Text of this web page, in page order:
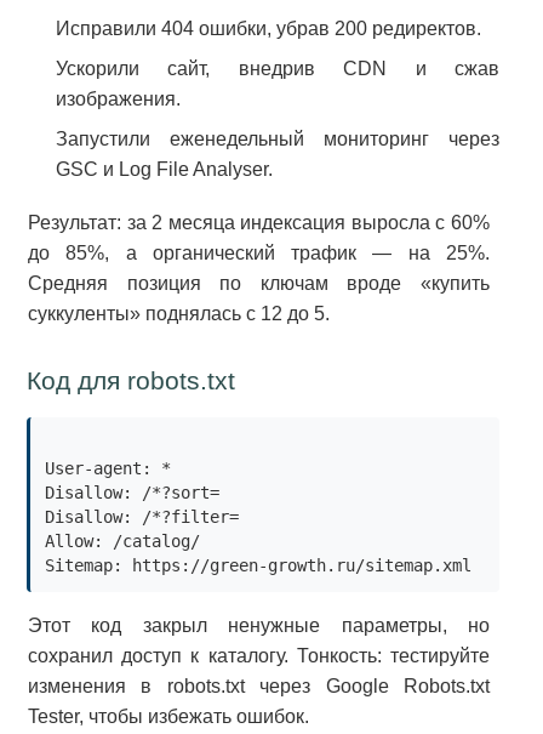
Исправили 404 ошибки, убрав 200 редиректов.
Ускорили сайт, внедрив CDN и сжав
изображения.
Запустили еженедельный мониторинг через
GSC и Log File Analyser.
Результат: за 2 месяца индексация выросла с 60%
до 85%, а органический трафик — на 25%.
Средняя позиция по ключам вроде «купить
суккуленты» поднялась с 12 до 5.
Код для robots.txt
User-agent: *
Disallow: /*?sort=
Disallow: /*?filter=
Allow: /catalog/
Этот код закрыл ненужные параметры, но
сохранил доступ к каталогу. Тонкость: тестируйте
изменения в robots.txt через Google Robots.txt
Tester, чтобы избежать ошибок.